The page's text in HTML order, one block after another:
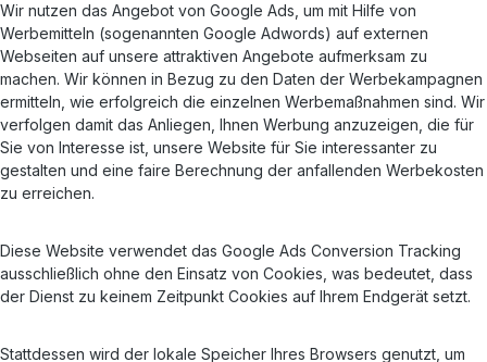
Wir nutzen das Angebot von Google Ads, um mit Hilfe von
Werbemitteln (sogenannten Google Adwords) auf externen
Webseiten auf unsere attraktiven Angebote aufmerksam zu
machen. Wir können in Bezug zu den Daten der Werbekampagnen
ermitteln, wie erfolgreich die einzelnen Werbemaßnahmen sind. Wir
verfolgen damit das Anliegen, Ihnen Werbung anzuzeigen, die für
Sie von Interesse ist, unsere Website für Sie interessanter zu
gestalten und eine faire Berechnung der anfallenden Werbekosten
zu erreichen.
Diese Website verwendet das Google Ads Conversion Tracking
ausschließlich ohne den Einsatz von Cookies, was bedeutet, dass
der Dienst zu keinem Zeitpunkt Cookies auf Ihrem Endgerät setzt.
Stattdessen wird der lokale Speicher Ihres Browsers genutzt, um